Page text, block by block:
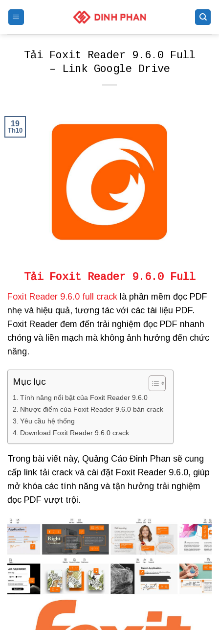
Tải Foxit Reader 9.6.0 Full
– Link Google Drive
19
Th10
Tải Foxit Reader 9.6.0 Full
Foxit Reader 9.6.0 full crack là phần mềm đọc PDF
nhẹ và hiệu quả, tương tác với các tài liệu PDF.
Foxit Reader đem đến trải nghiệm đọc PDF nhanh
chóng và liền mạch mà không ảnh hưởng đến chức
năng.
Mục lục
Tính năng nổi bật của Foxit Reader 9.6.0
Nhược điểm của Foxit Reader 9.6.0 bản crack
Yêu cầu hệ thống
Download Foxit Reader 9.6.0 crack
Trong bài viết này, Quảng Cáo Đinh Phan sẽ cung
cấp link tải crack và cài đặt Foxit Reader 9.6.0, giúp
mở khóa các tính năng và tận hưởng trải nghiệm
đọc PDF vượt trội.